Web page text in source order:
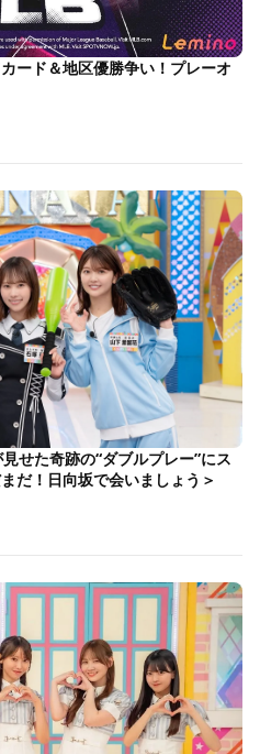
ード＆地区優勝争い！プレーオ
せた奇跡の“ダブルプレー”にス
だ！日向坂で会いましょう＞